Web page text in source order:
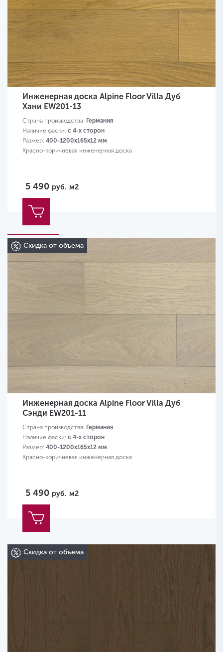
Инженерная доска Alpine Floor Villa Дуб
Хани EW201-13
Страна производства: Германия
Наличие фаски: с 4-х сторон
Размер: 400-1200х165х12 мм
Красно-коричневая инженерная доска
5 490 руб. м2
Скидка от объема
Инженерная доска Alpine Floor Villa Дуб
Сэнди EW201-11
Страна производства: Германия
Наличие фаски: с 4-х сторон
Размер: 400-1200х165х12 мм
Красно-коричневая инженерная доска
5 490 руб. м2
Скидка от объема